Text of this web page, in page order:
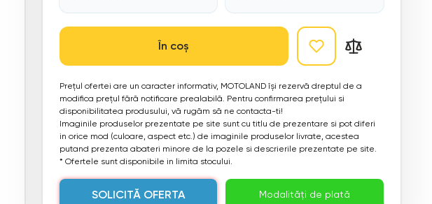
În coș
Prețul ofertei are un caracter informativ, MOTOLAND își rezervă dreptul de a
modifica prețul fără notificare prealabilă. Pentru confirmarea prețului si
disponibilitatea produsului, vă rugăm să ne contacta-ti!
Imaginile produselor prezentate pe site sunt cu titlu de prezentare si pot diferi
in orice mod (culoare, aspect etc.) de imaginile produselor livrate, acestea
putand prezenta abateri minore de la pozele si descrierile prezentate pe site.
* Ofertele sunt disponibile in limita stocului.
SOLICITĂ OFERTA Modalități de plată